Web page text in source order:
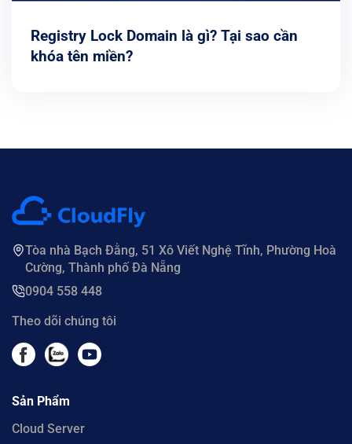
Registry Lock Domain là gì? Tại sao cần
khóa tên miền?
Tòa nhà Bạch Đằng, 51 Xô Viết Nghệ Tĩnh, Phường Hoà
Cường, Thành phố Đà Nẵng
0904 558 448
Theo dõi chúng tôi
Sản Phẩm
Cloud Server